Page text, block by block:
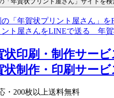
・200枚以上送料無料